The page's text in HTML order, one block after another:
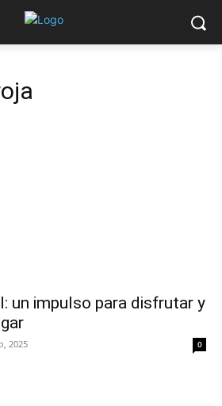
un impulso para disfrutar y
2025 0